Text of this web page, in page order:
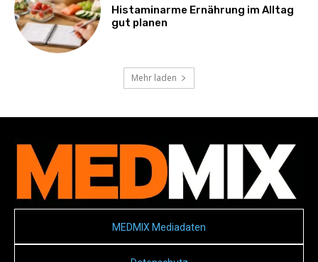
Histaminarme Ernährung im Alltag
gut planen
Mehr laden
MEDMIX Mediadaten